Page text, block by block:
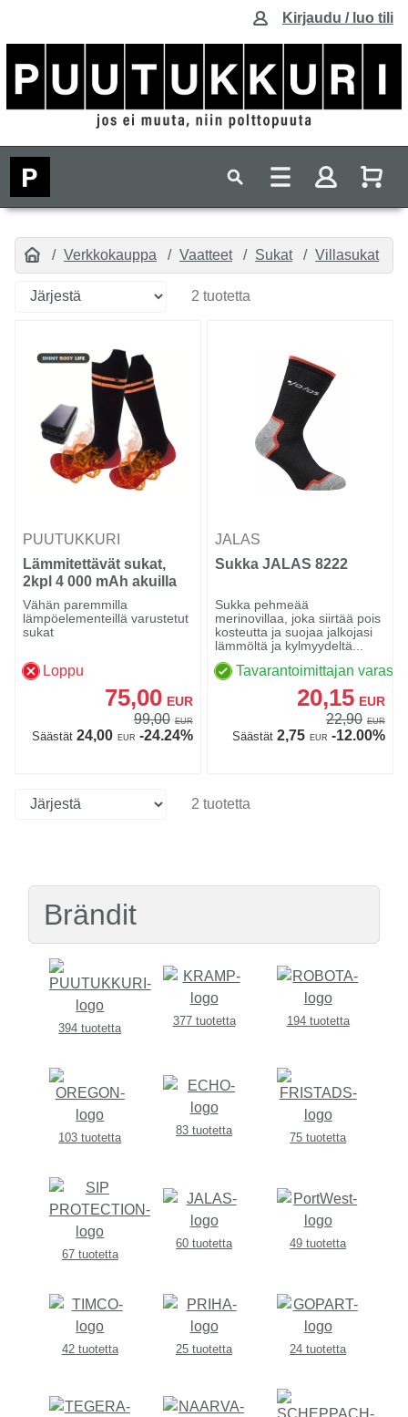
Kirjaudu / luo tili
Verkkokauppa Vaatteet Sukat Villasukat
2 tuotetta
PUUTUKKURI
Lämmitettävät sukat,
2kpl 4 000 mAh akuilla
Vähän paremmilla
lämpöelementeillä varustetut
sukat
Loppu
75,00 EUR
99,00 EUR
Säästät24,00 EUR -24.24%
JALAS
Sukka JALAS 8222
Sukka pehmeää
merinovillaa, joka siirtää pois
kosteutta ja suojaa jalkojasi
lämmöltä ja kylmyydeltä...
Tavarantoimittajan
20,15 EUR
22,90 EUR
Säästät2,75 EUR -12.00%
2 tuotetta
Brändit
394 tuotetta
377 tuotetta 194 tuotetta
103 tuotetta
83 tuotetta
75 tuotetta
67 tuotetta
60 tuotetta 49 tuotetta
42 tuotetta 25 tuotetta 24 tuotetta